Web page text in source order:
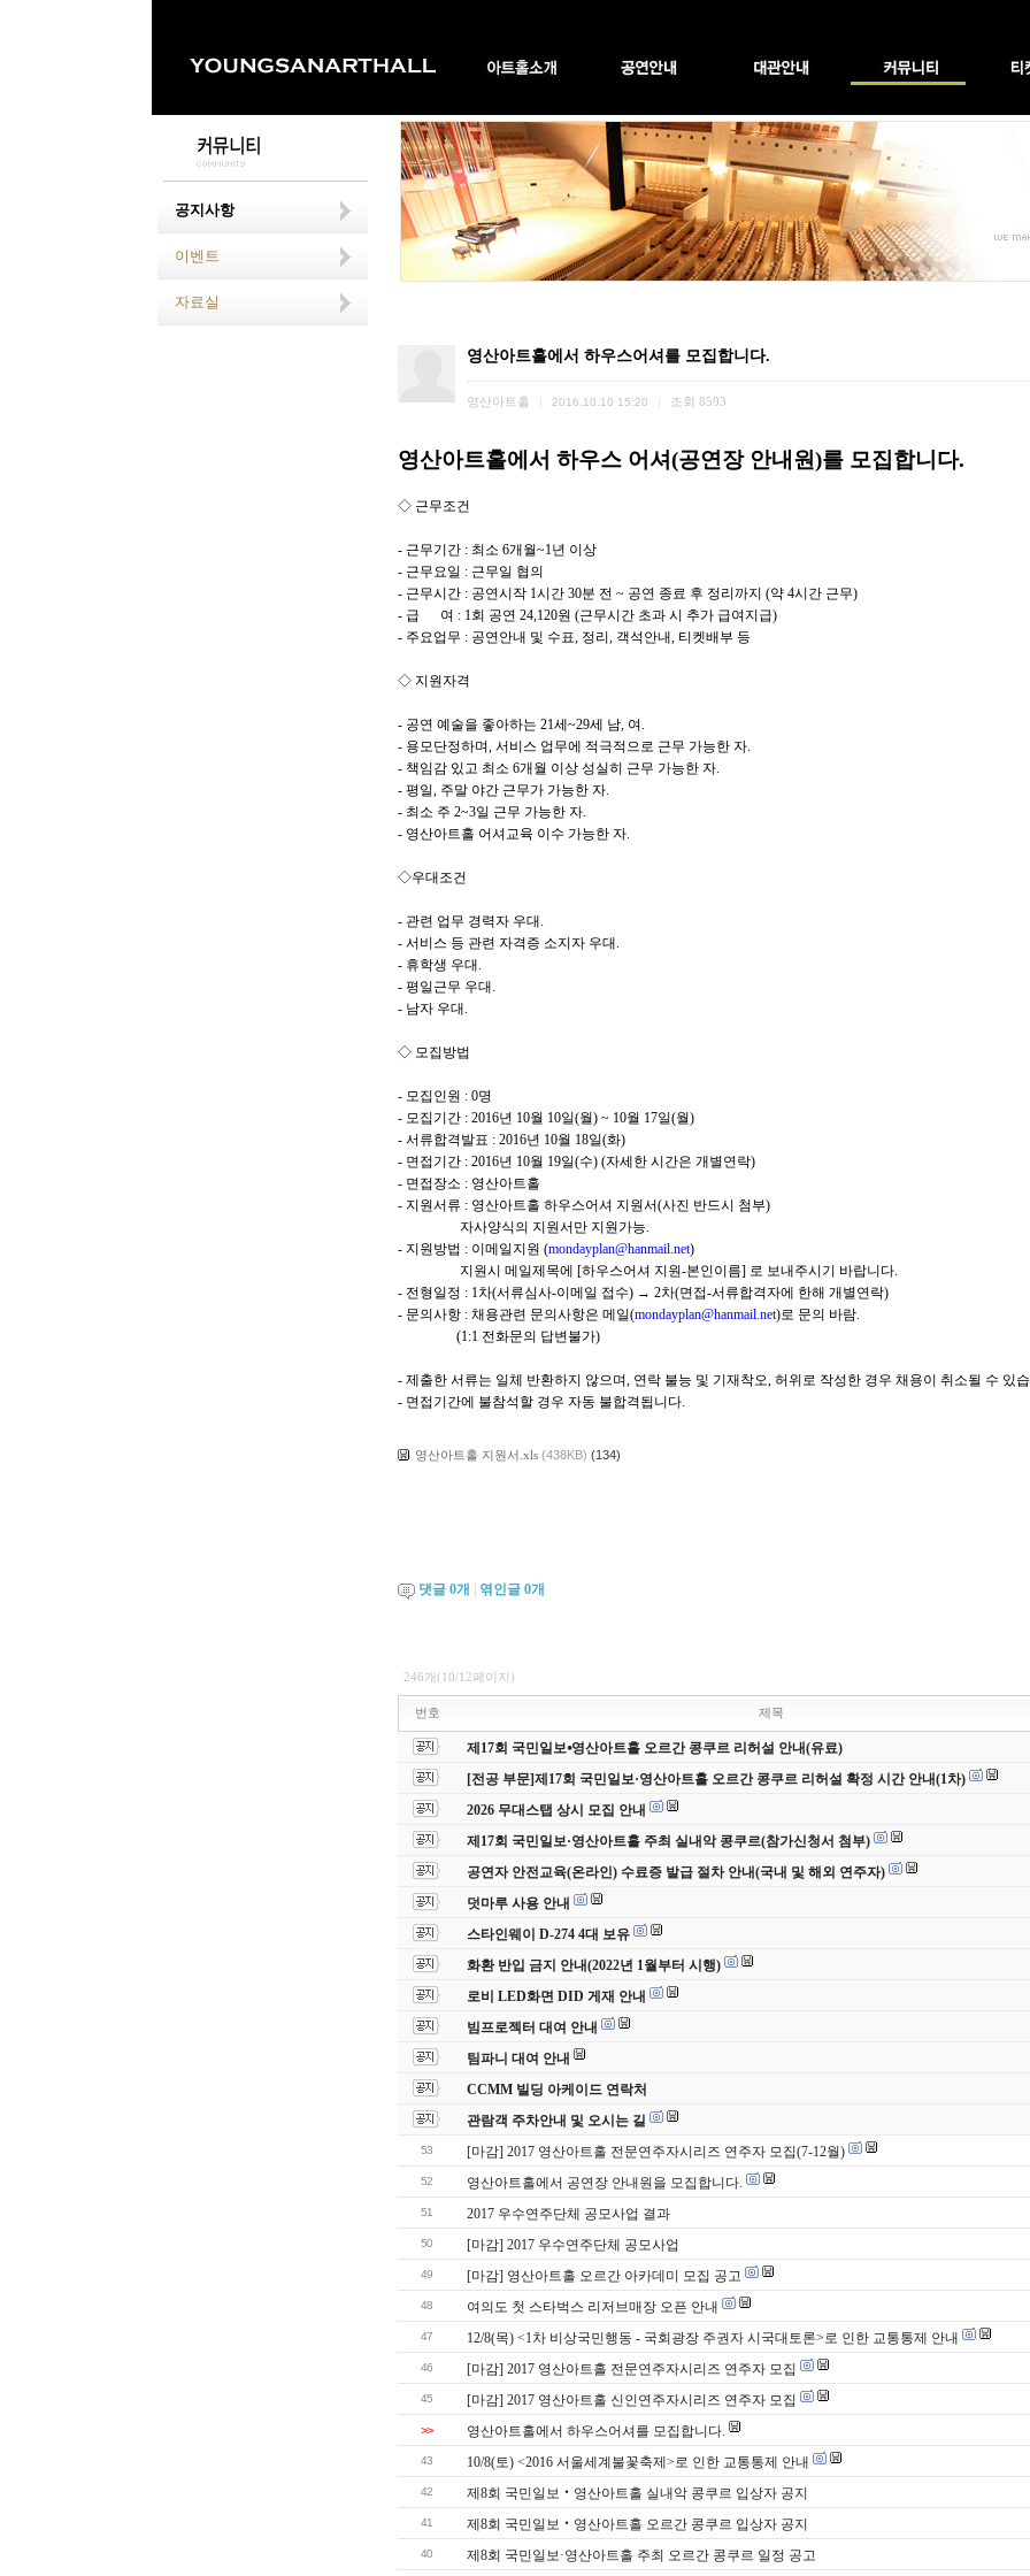
공지사항
이벤트
자료실
영산아트홀에서 하우스어셔를 모집합니다.
영산아트홀 2016.10.10 15:20 조회 8593
영산아트홀에서 하우스 어셔(공연장 안내원)를 모집합니다.
◇ 근무조건
- 근무기간 : 최소 6개월~1년 이상
- 근무요일 : 근무일 협의
- 근무시간 : 공연시작 1시간 30분 전 ~ 공연 종료 후 정리까지 (약 4시간 근무)
- 급 여 : 1회 공연 24,120원 (근무시간 초과 시 추가 급여지급)
- 주요업무 : 공연안내 및 수표, 정리, 객석안내, 티켓배부 등
◇ 지원자격
- 공연 예술을 좋아하는 21세~29세 남, 여.
- 용모단정하며, 서비스 업무에 적극적으로 근무 가능한 자.
- 책임감 있고 최소 6개월 이상 성실히 근무 가능한 자.
- 평일, 주말 야간 근무가 가능한 자.
- 최소 주 2~3일 근무 가능한 자.
- 영산아트홀 어셔교육 이수 가능한 자.
◇우대조건
- 관련 업무 경력자 우대.
- 서비스 등 관련 자격증 소지자 우대.
- 휴학생 우대.
- 평일근무 우대.
- 남자 우대.
◇ 모집방법
- 모집인원 : 0명
- 모집기간 : 2016년 10월 10일(월) ~ 10월 17일(월)
- 서류합격발표 : 2016년 10월 18일(화)
- 면접기간 : 2016년 10월 19일(수) (자세한 시간은 개별연락)
- 면접장소 : 영산아트홀
- 지원서류 : 영산아트홀 하우스어셔 지원서(사진 반드시 첨부)
자사양식의 지원서만 지원가능.
- 지원방법 : 이메일지원 (mondayplan@hanmail.net)
지원시 메일제목에 [하우스어셔 지원-본인이름] 로 보내주시기 바랍니다.
- 전형일정 : 1차(서류심사-이메일 접수) → 2차(면접-서류합격자에 한해 개별연락)
- 문의사항 : 채용관련 문의사항은 메일(mondayplan@hanmail.net)로 문의 바람.
(1:1 전화문의 답변불가)
- 제출한 서류는 일체 반환하지 않으며, 연락 불능 및 기재착오, 허위로 작성한 경우 채용이 취소될 수 있
- 면접기간에 불참석할 경우 자동 불합격됩니다.
영산아트홀 지원서.xls (438KB) (134)
댓글 0개 엮인글 0개
246개(10/12페이지)
번호 제목
제17회 국민일보⦁영산아트홀 오르간 콩쿠르 리허설 안내(유료)
[전공 부문]제17회 국민일보·영산아트홀 오르간 콩쿠르 리허설 확정 시간 안내(1차)
2026 무대스탭 상시 모집 안내
제17회 국민일보·영산아트홀 주최 실내악 콩쿠르(참가신청서 첨부)
공연자 안전교육(온라인) 수료증 발급 절차 안내(국내 및 해외 연주자)
덧마루 사용 안내
스타인웨이 D-274 4대 보유
화환 반입 금지 안내(2022년 1월부터 시행)
로비 LED화면 DID 게재 안내
빔프로젝터 대여 안내
팀파니 대여 안내
CCMM 빌딩 아케이드 연락처
관람객 주차안내 및 오시는 길
53 [마감] 2017 영산아트홀 전문연주자시리즈 연주자 모집(7-12월)
52 영산아트홀에서 공연장 안내원을 모집합니다.
51 2017 우수연주단체 공모사업 결과
50 [마감] 2017 우수연주단체 공모사업
49 [마감] 영산아트홀 오르간 아카데미 모집 공고
48 여의도 첫 스타벅스 리저브매장 오픈 안내
47 12/8(목) <1차 비상국민행동 - 국회광장 주권자 시국대토론>로 인한 교통통제 안내
46 [마감] 2017 영산아트홀 전문연주자시리즈 연주자 모집
45 [마감] 2017 영산아트홀 신인연주자시리즈 연주자 모집
>> 영산아트홀에서 하우스어셔를 모집합니다.
43 10/8(토) <2016 서울세계불꽃축제>로 인한 교통통제 안내
42 제8회 국민일보‧영산아트홀 실내악 콩쿠르 입상자 공지
41 제8회 국민일보‧영산아트홀 오르간 콩쿠르 입상자 공지
40 제8회 국민일보·영산아트홀 주최 오르간 콩쿠르 일정 공고